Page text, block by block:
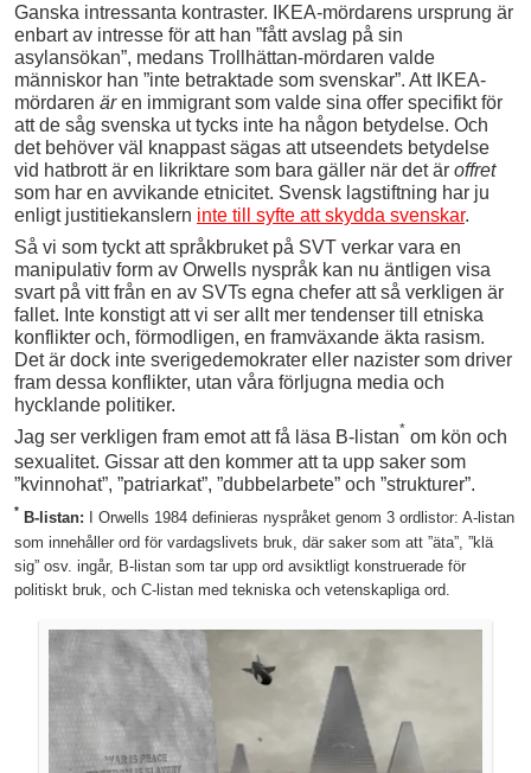
Ganska intressanta kontraster. IKEA-mördarens ursprung är
enbart av intresse för att han ”fått avslag på sin
asylansökan”, medans Trollhättan-mördaren valde
människor han ”inte betraktade som svenskar”. Att IKEA-
mördaren ären immigrant som valde sina offer specifikt för
att de såg svenska ut tycks inte ha någon betydelse. Och
det behöver väl knappast sägas att utseendets betydelse
vid hatbrott är en likriktare som bara gäller när det är offret
som har en avvikande etnicitet. Svensk lagstiftning har ju
enligt justitiekanslern inte till syfte att skydda svenskar.
Så vi som tyckt att språkbruket på SVT verkar vara en
manipulativ form av Orwells nyspråk kan nu äntligen visa
svart på vitt från en av SVTs egna chefer att så verkligen är
fallet. Inte konstigt att vi ser allt mer tendenser till etniska
konflikter och, förmodligen, en framväxande äkta rasism.
Det är dock inte sverigedemokrater eller nazister som driver
fram dessa konflikter, utan våra förljugna media och
hycklande politiker.
Jag ser verkligen fram emot att få läsa B-listan* om kön och
sexualitet. Gissar att den kommer att ta upp saker som
”kvinnohat”, ”patriarkat”, ”dubbelarbete” och ”strukturer”.
* B-listan: I Orwells 1984 definieras nyspråket genom 3 ordlistor: A-listan
som innehåller ord för vardagslivets bruk, där saker som att ”äta”, ”klä
sig” osv. ingår, B-listan som tar upp ord avsiktligt konstruerade för
politiskt bruk, och C-listan med tekniska och vetenskapliga ord.